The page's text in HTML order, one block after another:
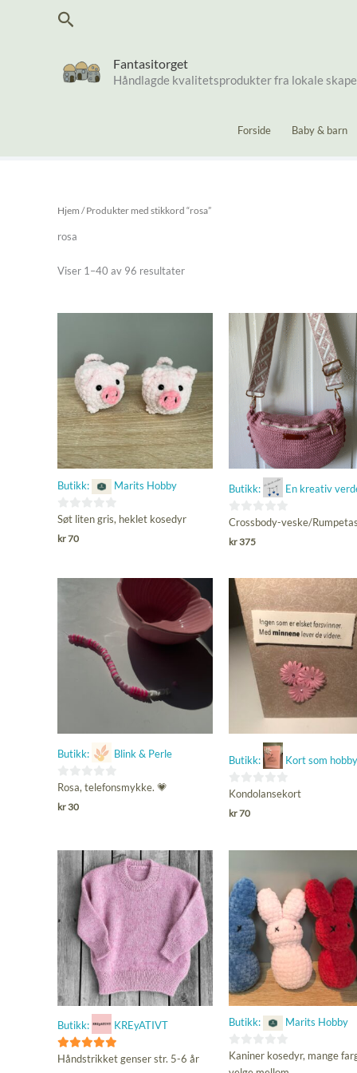
Søk
Fantasitorget
Håndlagde kvalitetsprodukter fra lokale
Forside Baby & barn
Hjem / Produkter med stikkord “rosa”
rosa
Viser 1–40 av 96 resultaterSortert
Butikk: Marits Hobby
0
ut
Søt liten gris, heklet kosedyr
kr70
Butikk: En kreativ
0
ut
Crossbody-veske/
kr375
Butikk: Blink & Perle
0
ut
Rosa, telefonsmykke. 💗
kr30
Butikk: Kort som hobby
0
ut
Kondolansekort
kr70
Butikk: KREyATIVT
5
Håndstrikket genser str. 5-6 år
Butikk: Marits Hobby
0
Kaniner kosedyr, mange